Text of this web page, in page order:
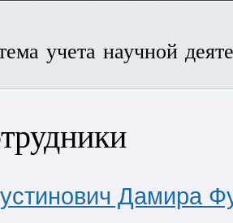
учета научной
Дамира